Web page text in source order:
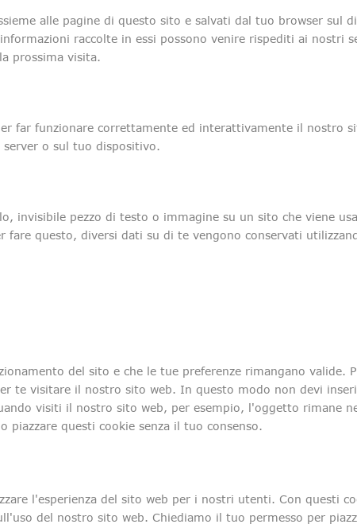
alle pagine di questo sito e salvati dal tuo browser sul
raccolte in essi possono venire rispediti ai nostri
prossima visita.
far funzionare correttamente ed interattivamente il nostro
o sul tuo dispositivo.
invisibile pezzo di testo o immagine su un sito che viene
questo, diversi dati su di te vengono conservati
del sito e che le tue preferenze rimangano valide.
te visitare il nostro sito web. In questo modo non devi
visiti il nostro sito web, per esempio, l'oggetto rimane
piazzare questi cookie senza il tuo consenso.
l'esperienza del sito web per i nostri utenti. Con questi
del nostro sito web. Chiediamo il tuo permesso per